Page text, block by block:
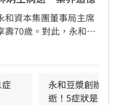
和資本集團董事局主席
壽70歲。對此，永和資
證實，林炳生昨（7）
永和豆漿創辦
逝！5症狀是警